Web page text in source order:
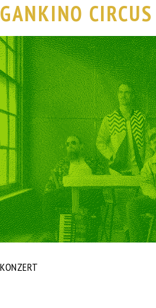
GANKINO CIRCUS
KONZERT